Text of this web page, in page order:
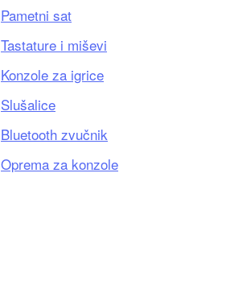
Pametni sat
Tastature i miševi
Konzole za igrice
Slušalice
Bluetooth zvučnik
Oprema za konzole